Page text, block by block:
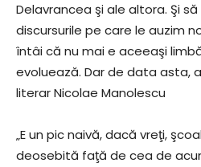
Delavrancea şi ale altora. Şi
discursurile pe care le auzim
întâi că nu mai e aceeaşi
evoluează. Dar de data asta,
literar Nicolae Manolescu
„E un pic naivă, dacă vreţi,
deosebită faţă de cea de